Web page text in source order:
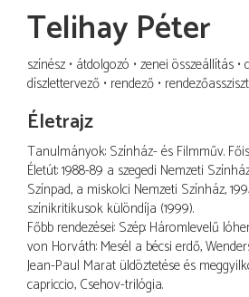
Telihay Péter
színész átdolgozó zenei összeállítás
díszlettervező rendező
Életrajz
Tanulmányok: Színház- és Filmműv.
Életút: 1988-89 a szegedi Nemzeti
Színpad, a miskolci Nemzeti Színház,
színikritikusok különdíja (1999).
Főbb rendezései: Szép: Háromlevelű
von Horváth: Mesél a bécsi erdő,
Jean-Paul Marat üldöztetése és
capriccio, Csehov-trilógia.